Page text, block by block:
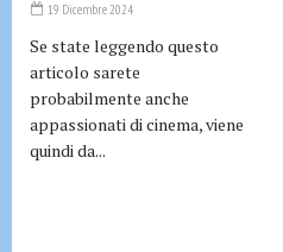
19 Dicembre 2024
Se state leggendo questo
articolo sarete
probabilmente anche
appassionati di cinema, viene
quindi da...